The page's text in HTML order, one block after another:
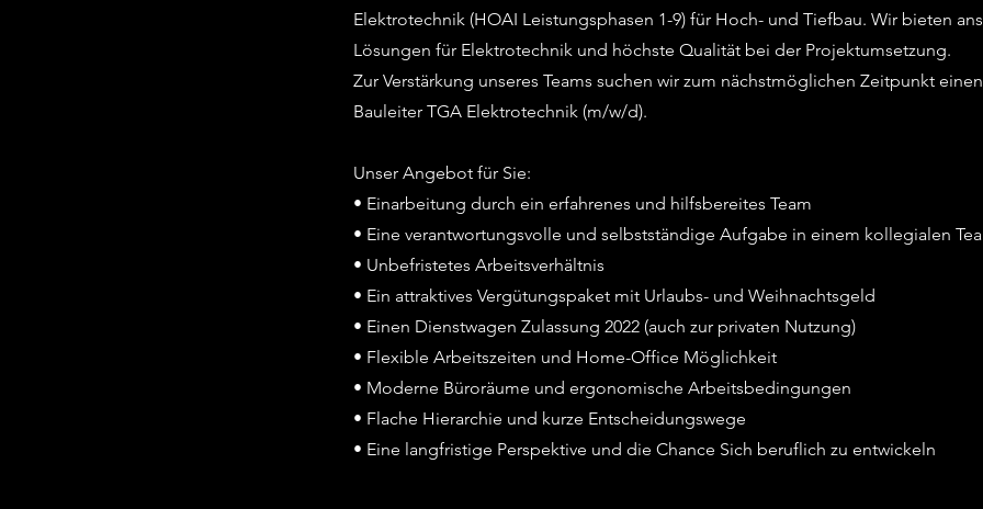
Elektrotechnik (HOAI Leistungsphasen 1-9) für Hoch- und Tiefbau. Wir bieten
Lösungen für Elektrotechnik und höchste Qualität bei der Projektumsetzung.
Zur Verstärkung unseres Teams suchen wir zum nächstmöglichen Zeitpunkt
Bauleiter TGA Elektrotechnik (m/w/d).
Unser Angebot für Sie:
• Einarbeitung durch ein erfahrenes und hilfsbereites Team
• Eine verantwortungsvolle und selbstständige Aufgabe in einem kollegialen
• Unbefristetes Arbeitsverhältnis
• Ein attraktives Vergütungspaket mit Urlaubs- und Weihnachtsgeld
• Einen Dienstwagen Zulassung 2022 (auch zur privaten Nutzung)
• Flexible Arbeitszeiten und Home-Office Möglichkeit
• Moderne Büroräume und ergonomische Arbeitsbedingungen
• Flache Hierarchie und kurze Entscheidungswege
• Eine langfristige Perspektive und die Chance Sich beruflich zu entwickeln